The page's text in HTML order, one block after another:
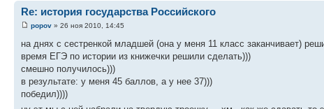
Re: история государства Российского
popov » 26 ноя 2010, 14:45
на днях с сестренкой младшей (она у меня 11 класс заканчивает)
время ЕГЭ по истории из книжечки решили сделать)))
смешно получилось)))
в результате: у меня 45 баллов, а у нее 37)))
победил))))